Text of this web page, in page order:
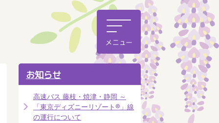
お知らせ
高速バス 藤枝・焼津・静岡 ～
「東京ディズニーリゾート®」線
の運行について